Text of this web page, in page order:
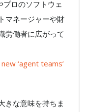
ロのソフトウェ
マネージャーや財
労働者に広がって
‘agent teams’
きな意味を持ちま